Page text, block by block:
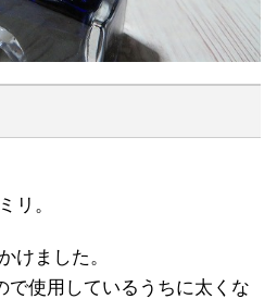
リ。
けました。
で使用しているうちに太くな